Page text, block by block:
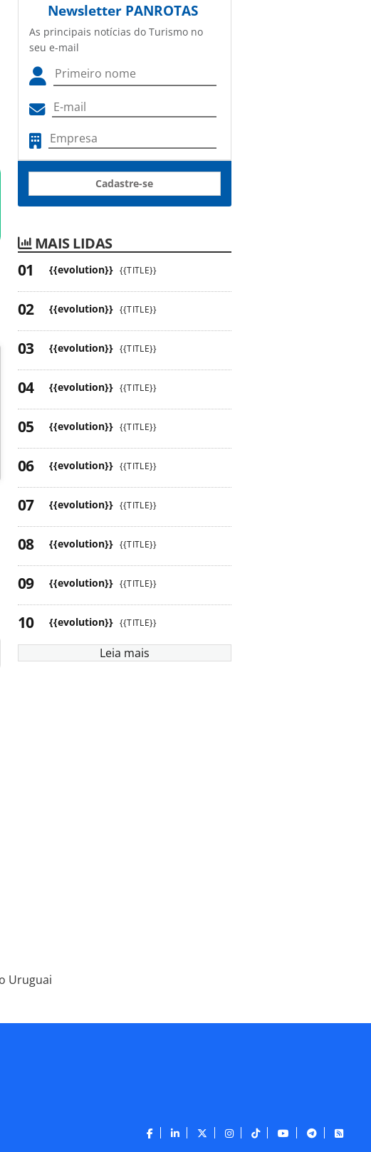
Newsletter PANROTAS
As principais notícias do Turismo no
seu e-mail
Cadastre-se
MAIS LIDAS
{{evolution}} {{TITLE}}
{{evolution}} {{TITLE}}
{{evolution}} {{TITLE}}
{{evolution}} {{TITLE}}
{{evolution}} {{TITLE}}
{{evolution}} {{TITLE}}
{{evolution}} {{TITLE}}
{{evolution}} {{TITLE}}
{{evolution}} {{TITLE}}
{{evolution}} {{TITLE}}
Leia mais
Uruguai